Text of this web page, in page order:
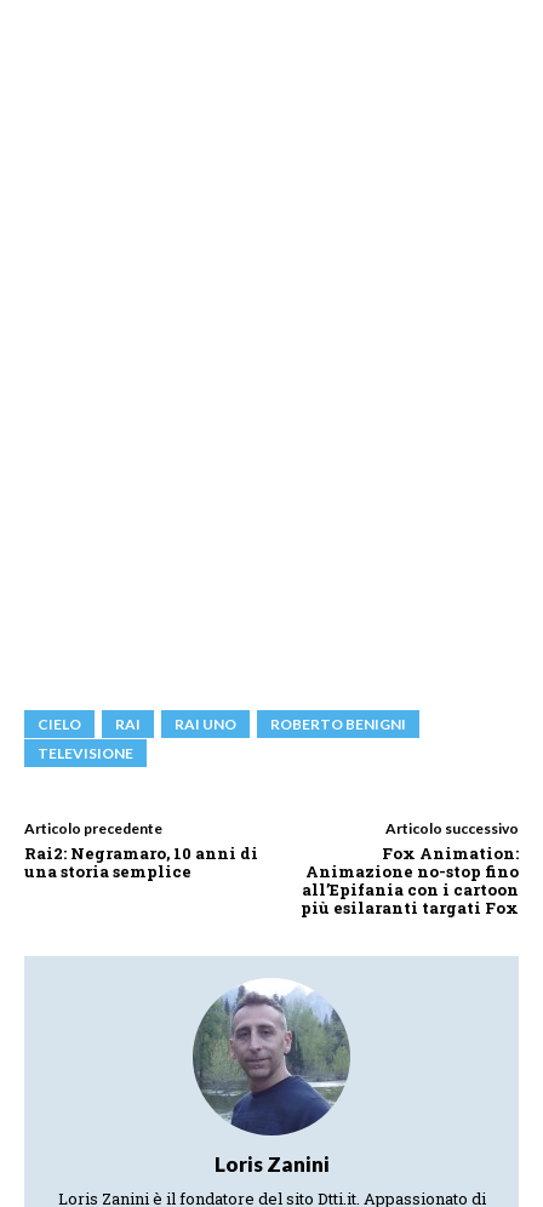
CIELO RAI RAI UNO
ROBERTO BENIGNI
TELEVISIONE
Articolo precedente
Rai2: Negramaro, 10 anni di
una storia semplice
Articolo successivo
Fox Animation:
Animazione no-stop fino
all’Epifania con i cartoon
più esilaranti targati Fox
Loris Zanini
Loris Zanini è il fondatore del sito Dtti.it. Appassionato di